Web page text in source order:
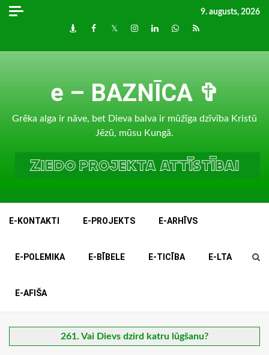
Skip
9. augusts, 2026
DraugiemFacebook
TwitterInstagram
LinkedInwhatsapp
RSS
e – BAZNĪCA ✞
Grēka alga ir nāve, bet Dieva balva ir mūžīga dzīvība Kristū
Jēzū, mūsu Kungā.
E-KONTAKTI E-PROJEKTS E-ARHĪVS
E-POLEMIKA E-BĪBELE E-TICĪBA E-LTA
E-AFIŠA
261. Vai Dievs dzird katru lūgšanu?